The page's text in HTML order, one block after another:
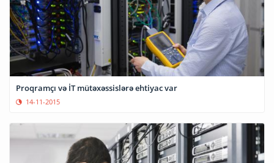
Proqramçı və İT mütəxəssislərə ehtiyac var
14-11-2015